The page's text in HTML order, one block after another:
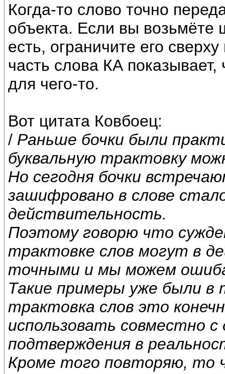
Когда-то слово точно
объекта. Если вы возьмёте
есть, ограничите его
часть слова КА
для чего-то.
Вот цитата Ковбоец:
/ Раньше бочки были
буквальную трактовку
Но сегодня бочки
зашифровано в слове
действительность.
Поэтому говорю что
трактовке слов могут в
точными и мы можем
Такие примеры уже были в
трактовка слов это
использовать совместно
подтверждения в
Кроме того повторяю, то